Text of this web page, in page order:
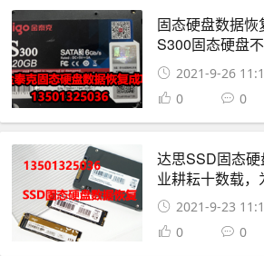
固态硬盘数据
S300固态硬盘
复？SSD数据
2021-9-26
0
0
达思SSD固态
业耕耘十数载
全！2021-9-23
0
0